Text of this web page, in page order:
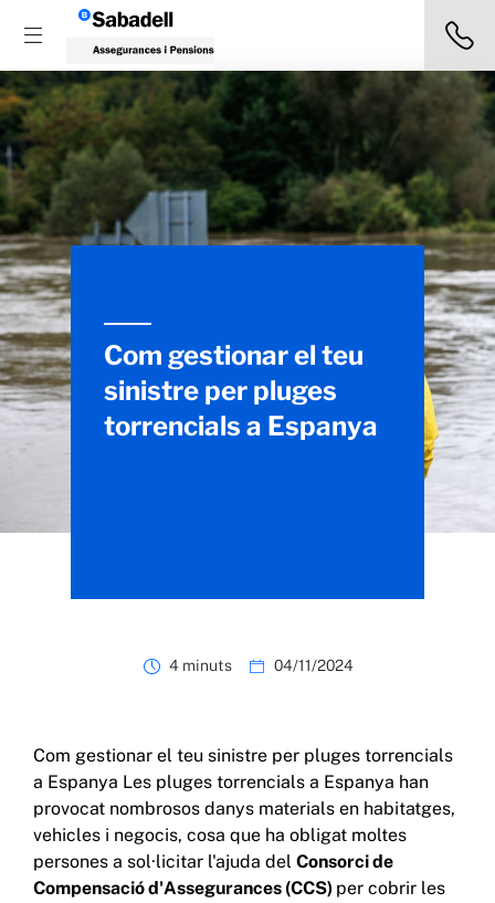
Com gestionar el teu
sinistre per pluges
torrencials a Espanya
4 minuts 04/11/2024
Com gestionar el teu sinistre per pluges torrencials
a Espanya Les pluges torrencials a Espanya han
provocat nombrosos danys materials en habitatges,
vehicles i negocis, cosa que ha obligat moltes
persones a sol·licitar l'ajuda del Consorci de
Compensació d'Assegurances (CCS) per cobrir les